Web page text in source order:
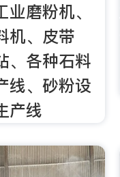
磨粉机、
机、皮带
、各种石料
线、砂粉设
产线